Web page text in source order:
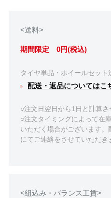
<送料>
期間限定 0円(税込)
タイヤ単品・ホイールセット
配送・返品についてはこ
○注文日翌日から1日と計算さ
○注文タイミングによって在
いただく場合がございます
にてご連絡をさせていただき
<組込み・バランス工賃>